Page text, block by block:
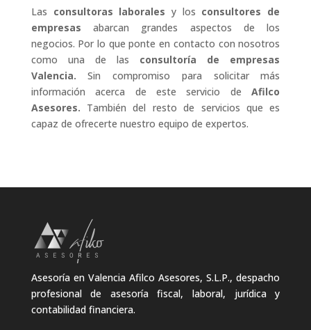
Las consultoras laborales y los consultores de
empresas abarcan grandes aspectos de los
negocios. Por lo que ponte en contacto con nosotros
como una de las consultoría de empresas
Valencia. Sin compromiso para solicitar más
información acerca de este servicio deAfilco
Asesores. También del resto de servicios que es
capaz de ofrecerte nuestro equipo de expertos.
Asesoría en Valencia Afilco Asesores, S.L.P., despacho
profesional de asesoría fiscal, laboral, jurídica y
contabilidad financiera.